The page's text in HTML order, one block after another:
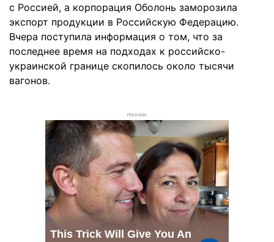
с Россией, а корпорация Оболонь заморозила
экспорт продукции в Российскую Федерацию.
Вчера поступила информация о том, что за
последнее время на подходах к российско-
украинской границе скопилось около тысячи
вагонов.
РЕКЛАМА